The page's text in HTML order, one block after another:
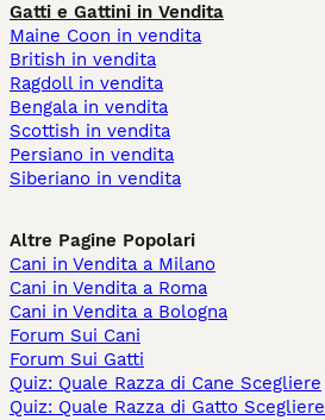
Gatti e Gattini in Vendita
Maine Coon in vendita
British in vendita
Ragdoll in vendita
Bengala in vendita
Scottish in vendita
Persiano in vendita
Siberiano in vendita
Altre Pagine Popolari
Cani in Vendita a Milano
Cani in Vendita a Roma
Cani in Vendita a Bologna
Forum Sui Cani
Forum Sui Gatti
Quiz: Quale Razza di Cane Scegliere
Quiz: Quale Razza di Gatto Scegliere